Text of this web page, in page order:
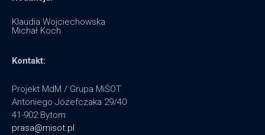
Klaudia Wojciechowska
Michał Koch
Kontakt:
Projekt MdM / Grupa MiŚOT
Antoniego Józefczaka 29/40
41-902 Bytom
prasa@misot.pl